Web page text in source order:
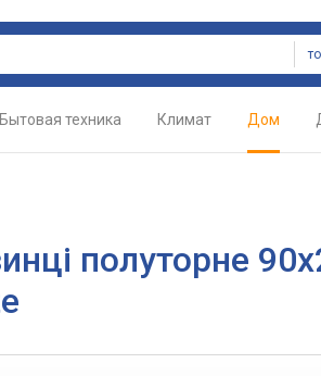
Бытовая техника Климат Дом
полуторне